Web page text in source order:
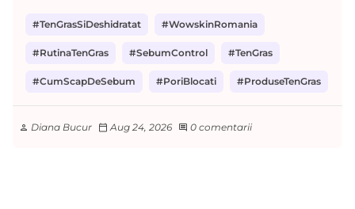
#CumScapDeSebum #PoriBlocati #ProduseTenGras
#RutinaTenGras #SebumControl #TenGras
#TenGrasSiDeshidratat #WowskinRomania
person Diana Bucur calendar_today Aug 24, 2026 comment 0 comentarii